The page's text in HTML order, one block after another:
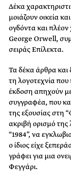
Δέκα
μοιάζουν οικεία
ογδόντα και πλέον
George Orwell,
σειράς Επίλεκτα.
Τα δέκα άρθρα και
τη λογοτεχνία
έκδοση απηχούν
συγγραφέα, που
της εξουσίας στη
ακριβή ορισμό
“1984”, να
ο ίδιος είχε
γράφει για μια
Φεγγάρι.